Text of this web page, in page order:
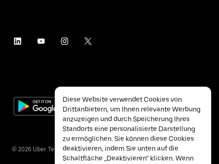
© 2026 Uber Technologies Inc.
Diese Website verwendet Cookies von
Drittanbietern, um Ihnen relevante Werbung
anzuzeigen und durch Speicherung Ihres
Standorts eine personalisierte Darstellung
zu ermöglichen. Sie können diese Cookies
deaktivieren, indem Sie unten auf die
Schaltfläche „Deaktivieren“ klicken. Wenn